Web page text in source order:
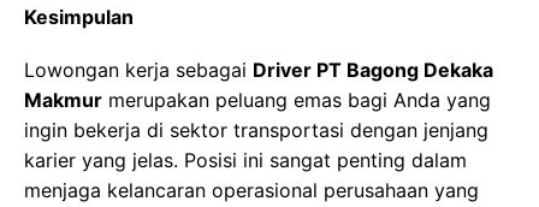
Kesimpulan
Lowongan kerja sebagai Driver PT Bagong Dekaka
Makmur merupakan peluang emas bagi Anda yang
ingin bekerja di sektor transportasi dengan jenjang
karier yang jelas. Posisi ini sangat penting dalam
menjaga kelancaran operasional perusahaan yang